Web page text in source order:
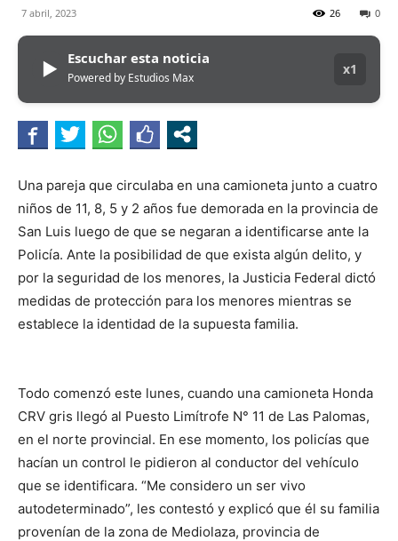
7 abril, 2023 0
26
▶ Escuchar esta noticia
Powered by Estudios Max
x1
Una pareja que circulaba en una camioneta junto a cuatro
niños de 11, 8, 5 y 2 años fue demorada en la provincia de
San Luis luego de que se negaran a identificarse ante la
Policía. Ante la posibilidad de que exista algún delito, y
por la seguridad de los menores, la Justicia Federal dictó
medidas de protección para los menores mientras se
establece la identidad de la supuesta familia.
Todo comenzó este lunes, cuando una camioneta Honda
CRV gris llegó al Puesto Limítrofe N° 11 de Las Palomas,
en el norte provincial. En ese momento, los policías que
hacían un control le pidieron al conductor del vehículo
que se identificara. “Me considero un ser vivo
autodeterminado”, les contestó y explicó que él su familia
provenían de la zona de Mediolaza, provincia de